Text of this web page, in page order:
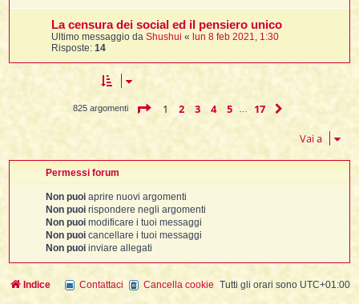
La censura dei social ed il pensiero unico
Ultimo messaggio daShushui « lun 8 feb 2021, 1:30
Risposte:14
825 argomenti Pagina 1di 17
1 2 3 4 5 17
Vai a
Permessi forum
Non puoi aprire nuovi argomenti
Non puoi rispondere negli argomenti
Non puoi modificare i tuoi messaggi
Non puoi cancellare i tuoi messaggi
Non puoi inviare allegati
Indice Tutti gli orari sono UTC+01:00
Cancella cookie
Contattaci